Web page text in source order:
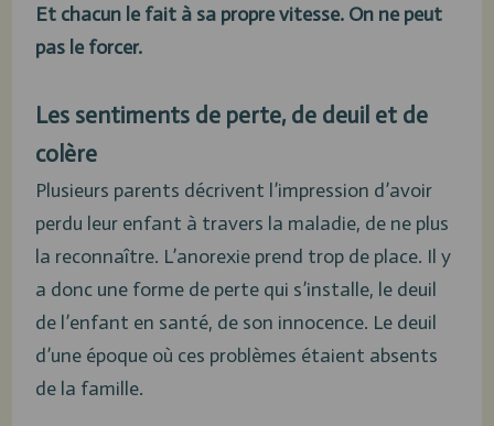
Et chacun le fait à sa propre vitesse. On ne peut
pas le forcer.
Les sentiments de perte, de deuil et de
colère
Plusieurs parents décrivent l’impression d’avoir
perdu leur enfant à travers la maladie, de ne plus
la reconnaître. L’anorexie prend trop de place. Il y
a donc une forme de perte qui s’installe, le deuil
de l’enfant en santé, de son innocence. Le deuil
d’une époque où ces problèmes étaient absents
de la famille.